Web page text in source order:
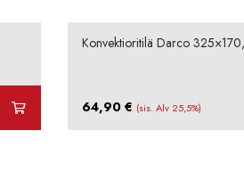
Konvektioritilä Darco
64,90€ (sis. Alv 25,5%)